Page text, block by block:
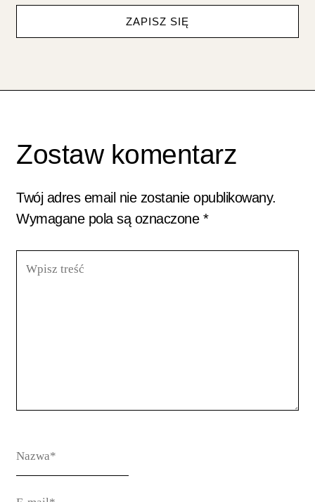
ZAPISZ SIĘ
Zostaw komentarz
Twój adres email nie zostanie opublikowany.
Wymagane pola są oznaczone *
treść